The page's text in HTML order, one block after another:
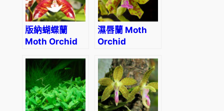
版納蝴蝶蘭
Moth Orchid
mannii)
濕唇蘭 Moth
Orchid
parishii)